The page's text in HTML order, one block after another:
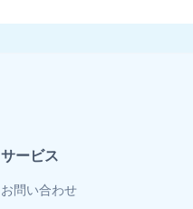
サービス
お問い合わせ